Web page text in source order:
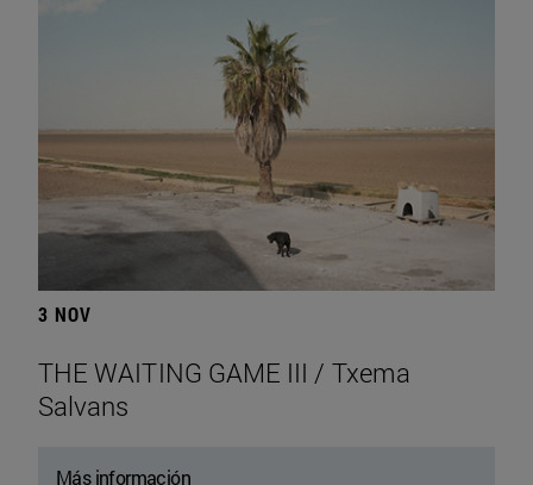
3 NOV
THE WAITING GAME III / Txema
Salvans
Más información